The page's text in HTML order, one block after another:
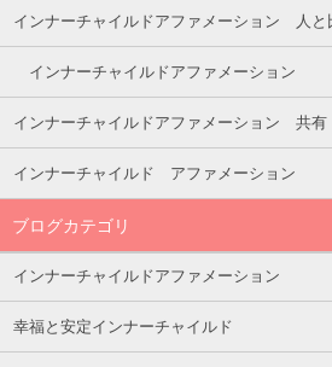
インナーチャイルドアファメーション 人と
インナーチャイルドアファメーション
インナーチャイルドアファメーション 共有
インナーチャイルド アファメーション
ブログカテゴリ
インナーチャイルドアファメーション
幸福と安定インナーチャイルド